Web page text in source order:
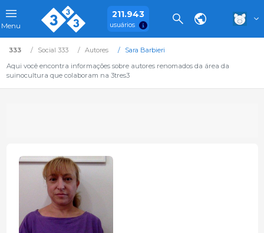
Menu
211.943
usuários
333 Social 333 Autores
Sara Barbieri
Aqui você encontra informações sobre autores renomados da área da
suinocultura que colaboram na 3tres3